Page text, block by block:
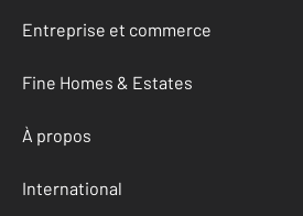
Entreprise et commerce
Fine Homes & Estates
À propos
International